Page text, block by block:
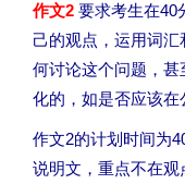
作文2 要求考生在40
己的观点，运用词
何讨论这个问题，
化的，如是否应该在
作文2的计划时间为
说明文，重点不在